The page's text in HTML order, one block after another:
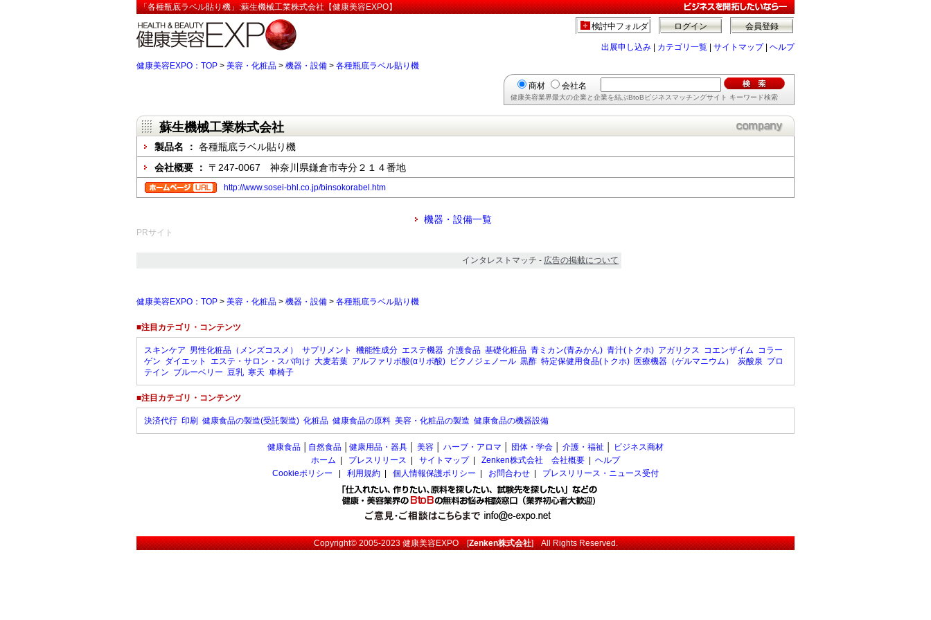
「各種瓶底ラベル貼り機」:蘇生機械工業株式会社【健康美容EXPO】
会員登録
ログイン
検討中フォルダ
出展申し込み カテゴリ一覧 サイトマップ| ヘルプ
健康美容EXPO：TOP > 美容・化粧品 > 機器・設備 > 各種瓶底ラベル貼り機
商材 会社名
健康美容業界最大の企業と企業を結ぶBtoBビジネスマッチングサイト キーワード検索
蘇生機械工業株式会社
製品名 ： 各種瓶底ラベル貼り機
会社概要 ： 〒247-0067 神奈川県鎌倉市寺分２１４番地
http://www.sosei-bhl.co.jp/binsokorabel.htm
機器・設備一覧
PRサイト
インタレストマッチ - 広告の掲載について
健康美容EXPO：TOP > 美容・化粧品 > 機器・設備 > 各種瓶底ラベル貼り機
■注目カテゴリ・コンテンツ
スキンケア 男性化粧品（メンズコスメ） サプリメント 機能性成分 エステ機器 介護食品 基礎化粧品 青ミカン(青みかん) 青汁(トクホ) アガリクス コエンザイム コラー
ゲン ダイエット エステ・サロン・スパ向け 大麦若葉 アルファリポ酸(αリポ酸) ピクノジェノール 黒酢 特定保健用食品(トクホ) 医療機器（ゲルマニウム） 炭酸泉 プロ
テイン ブルーベリー 豆乳 寒天 車椅子
■注目カテゴリ・コンテンツ
決済代行 印刷 健康食品の製造(受託製造) 化粧品 健康食品の原料 美容・化粧品の製造 健康食品の機器設備
健康食品 自然食品 健康用品・器具 美容 ハーブ・アロマ 団体・学会 介護・福祉
ビジネス商材
ホーム
プレスリリース サイトマップ| Zenken株式会社 会社概要
ヘルプ
Cookieポリシー
利用規約 個人情報保護ポリシー お問合わせ プレスリリース・ニュース受付
Copyright© 2005-2023健康美容EXPO[Zenken株式会社] All Rights Reserved.